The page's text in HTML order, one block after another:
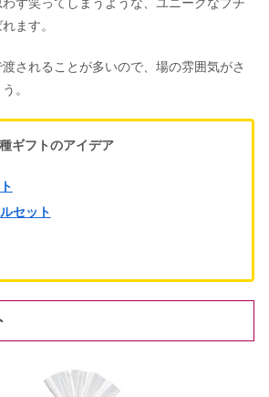
ます。
されることが多いので、場の雰囲気がさ
。
ギフトのアイデア
セット